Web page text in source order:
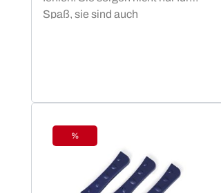
Spaß, sie sind auch
Fähigkeiten&nbsp;verbessert. Und
natürlich sorgt der Spaßfaktor für
ein&nbsp;tolles
Miteinander.&nbsp;Die Marke
Rabatt
%